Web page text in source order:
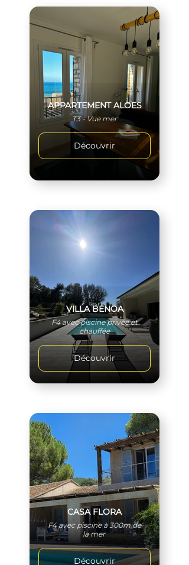
APPARTEMENT ALOES
T3 - Vue mer
Découvrir
VILLA BENOA
F4 avec piscine privée et
chauffée
Découvrir
CASA FLORA
F4 avec piscine à 300m de
la mer
Découvrir